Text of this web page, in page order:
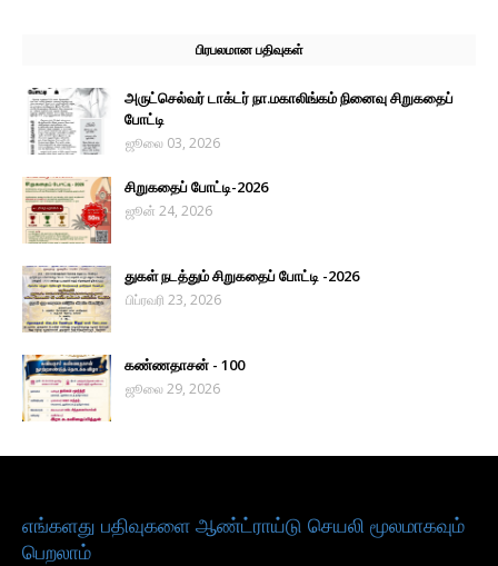
பிரபலமான பதிவுகள்
அருட்செல்வர் டாக்டர் நா.மகாலிங்கம் நினைவு சிறுகதைப்
போட்டி
ஜூலை 03, 2026
சிறுகதைப் போட்டி-2026
ஜூன் 24, 2026
துகள் நடத்தும் சிறுகதைப் போட்டி -2026
பிப்ரவரி 23, 2026
கண்ணதாசன் - 100
ஜூலை 29, 2026
எங்களது பதிவுகளை ஆண்ட்ராய்டு செயலி மூலமாகவும்
பெறலாம்